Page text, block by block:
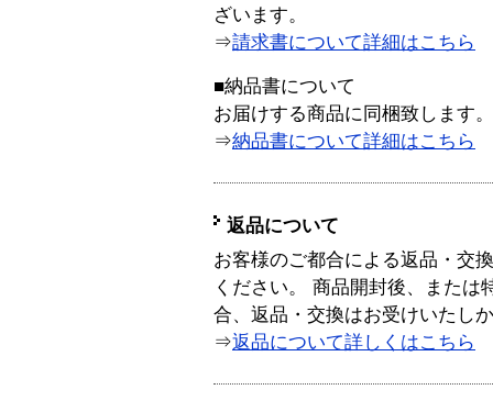
ざいます。
⇒請求書について詳細はこちら
■納品書について
お届けする商品に同梱致します。
⇒納品書について詳細はこちら
返品について
お客様のご都合による返品・交
ください。 商品開封後、または
合、返品・交換はお受けいたし
⇒返品について詳しくはこちら